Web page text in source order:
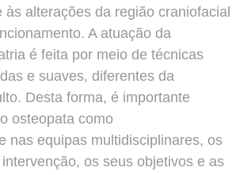
às alterações da região craniofacial
A atuação da
é feita por meio de técnicas
e suaves, diferentes da
Desta forma, é importante
osteopata como
nas equipas multidisciplinares, os
os seus objetivos e as